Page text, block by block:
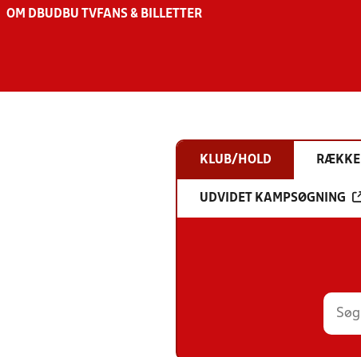
OM DBU DBU TV FANS & BILLETTER
KLUB/HOLD RÆKKE
UDVIDET KAMPSØGNING